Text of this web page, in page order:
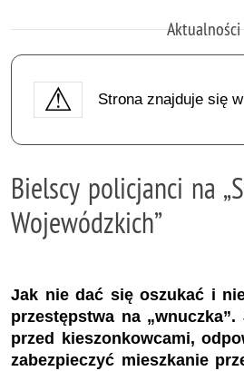
Aktualności
Strona znajduje się
Bielscy policjanci na
Wojewódzkich”
Jak nie dać się oszukać i
przestępstwa na
przed kieszonkowcami,
zabezpieczyć mieszkanie